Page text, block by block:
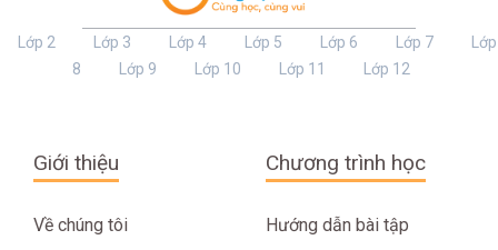
Lớp 2 Lớp 3 Lớp 4 Lớp 5 Lớp 6 Lớp 7
Lớp
8
Lớp 9 Lớp 10 Lớp 11 Lớp 12
Giới thiệu
Về chúng tôi
Chương trình học
Hướng dẫn bài tập